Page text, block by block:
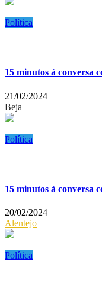
Política
15 minutos à conversa
21/02/2024
Beja
Política
15 minutos à conversa
20/02/2024
Alentejo
Política